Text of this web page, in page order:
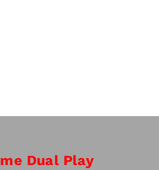
Dual Play